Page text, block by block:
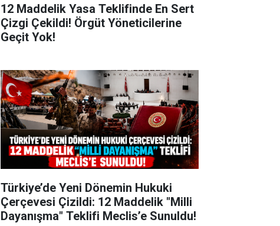
12 Maddelik Yasa Teklifinde En Sert
Çizgi Çekildi! Örgüt Yöneticilerine
Geçit Yok!
Türkiye’de Yeni Dönemin Hukuki
Çerçevesi Çizildi: 12 Maddelik "Milli
Dayanışma" Teklifi Meclis’e Sunuldu!